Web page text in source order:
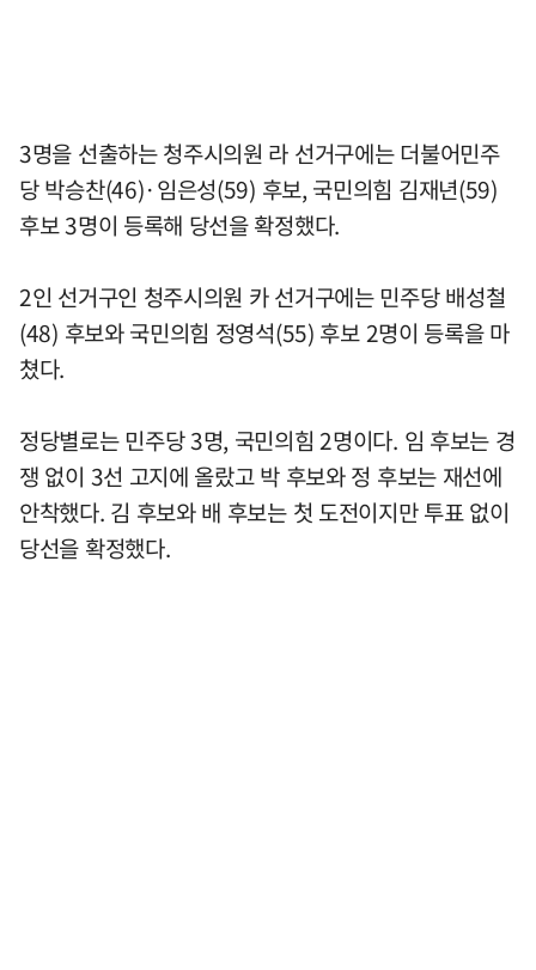
3명을 선출하는 청주시의원 라 선거구에는 더불어민주
당 박승찬(46)·임은성(59) 후보, 국민의힘 김재년(59)
후보 3명이 등록해 당선을 확정했다.
2인 선거구인 청주시의원 카 선거구에는 민주당 배성철
(48) 후보와 국민의힘 정영석(55) 후보 2명이 등록을 마
쳤다.
정당별로는 민주당 3명, 국민의힘 2명이다. 임 후보는 경
쟁 없이 3선 고지에 올랐고 박 후보와 정 후보는 재선에
안착했다. 김 후보와 배 후보는 첫 도전이지만 투표 없이
당선을 확정했다.